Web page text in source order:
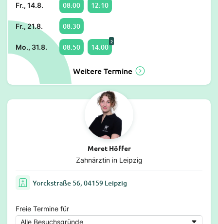
Fr., 14.8. 08:00 12:10
Fr., 21.8. 08:30
Mo., 31.8. 08:50 14:00
2
Weitere Termine
Meret Höffer
Zahnärztin in Leipzig
Yorckstraße 56, 04159 Leipzig
Freie Termine für